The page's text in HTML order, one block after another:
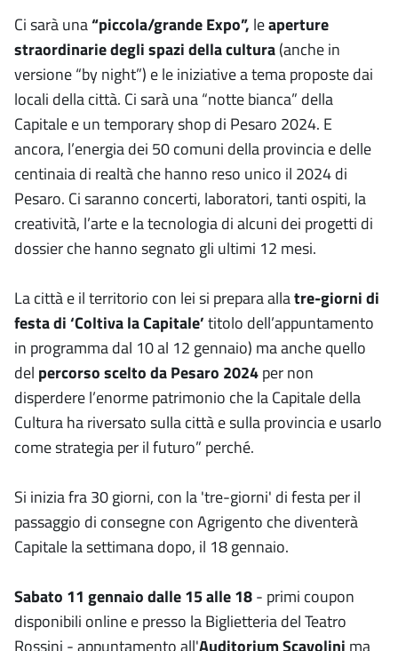
Ci sarà una“piccola/grande Expo”, leaperture
straordinarie degli spazi della cultura(anche in
versione “by night”) e le iniziative a tema proposte dai
locali della città. Ci sarà una “notte bianca” della
Capitale e un temporary shop di Pesaro 2024. E
ancora, l’energia dei 50 comuni della provincia e delle
centinaia di realtà che hanno reso unico il 2024 di
Pesaro. Ci saranno concerti, laboratori, tanti ospiti, la
creatività, l’arte e la tecnologia di alcuni dei progetti di
dossier che hanno segnato gli ultimi 12 mesi.
La città e il territorio con lei si prepara allatre-giorni di
festa di ‘Coltiva la Capitale’titolo dell’appuntamento
in programma dal 10 al 12 gennaio) ma anche quello
del percorso scelto da Pesaro 2024per non
disperdere l’enorme patrimonio che la Capitale della
Cultura ha riversato sulla città e sulla provincia e usarlo
come strategia per il futuro” perché.
Si inizia fra 30 giorni, con la 'tre-giorni' di festa per il
passaggio di consegne con Agrigento che diventerà
Capitale la settimana dopo, il 18 gennaio.
Sabato 11 gennaio dalle 15 alle 18- primi coupon
disponibili online e presso la Biglietteria del Teatro
Rossini - appuntamento all'Auditorium Scavolini ma